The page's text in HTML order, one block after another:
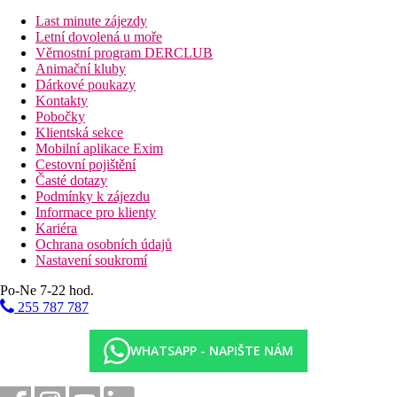
Junior Suita, Výhled moře, Výhled bazén:
výhled moře/ bazén, 34 m².
Junior Suita, Sdílený bazén:
sdíleného bazénu, 34 m².
Suita, Luxury, Výhled moře:
budově, výhled na moře, 40 m².
Suita, Strana k moři:
40 m2.
Suita, Luxury, Sdílený bazén:
sdíleného bazénu, v hlavní budově, 40 m².
Suita, Soukromý bazén:
40m2.
Suita, Deluxe, Výhled na moře, Annex:
m², ložnice oddělená posuvnými dveřmi, umístěné v
annexové budově vzdálené cca 300 m (výhled na moře z
větší vzdálenosti)
ložnice oddělená posuvnými dveřmi, umístěné v
annexové budově vzdálené cca 300 m.
k pláži, výhled na moře, 40 m2.
* Ubytování je rozděleno do 3 samostatných částí:
Cavo Orient Beach - hlavní areál
Last minute zájezdy
Letní dovolená u moře
Věrnostní program DERCLUB
Animační kluby
Dárkové poukazy
Kontakty
Pobočky
Klientská sekce
Mobilní aplikace Exim
Cestovní pojištění
Časté dotazy
Podmínky k zájezdu
Informace pro klienty
Kariéra
Ochrana osobních údajů
Nastavení soukromí
Po-Ne 7-22 hod.
255 787 787
WHATSAPP - NAPIŠTE NÁM